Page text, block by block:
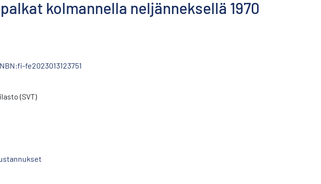
kolmannella neljänneksellä 1970
fe2023013123751
(SVT)